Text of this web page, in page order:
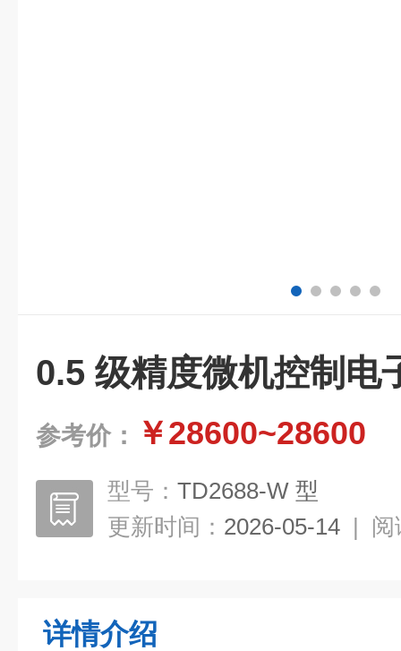
0.5 级精度微机控制电
参考价： ￥28600~28600
型号： TD2688-W 型
更新时间： 2026-05-14 | 阅
详情介绍